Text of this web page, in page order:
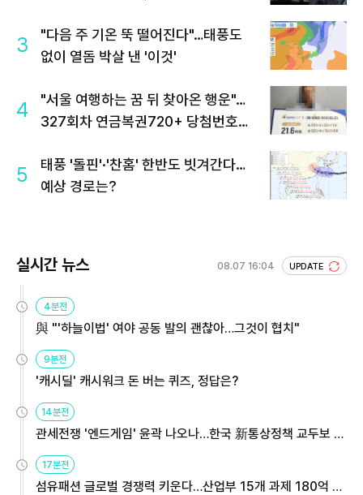
3
"다음 주 기온 뚝 떨어진다"…태풍도
없이 열돔 박살 낸 '이것'
4
"서울 여행하는 꿈 뒤 찾아온 행운"…
327회차 연금복권720+ 당첨번호조
5
태풍 '돌핀'·'찬홈' 한반도 빗겨간다…
예상 경로는?
실시간 뉴스 08.07 16:04 UPDATE
4분전
與 "'하늘이법' 여야 공동 발의 괜찮아…그것이 협치"
9분전
'캐시딜' 캐시워크 돈 버는 퀴즈, 정답은?
14분전
관세전쟁 '엔드게임' 윤곽 나오나…한국 新통상정책 교두보 활
용해야
17분전
섬유패션 글로벌 경쟁력 키운다…산업부 15개 과제 180억 지